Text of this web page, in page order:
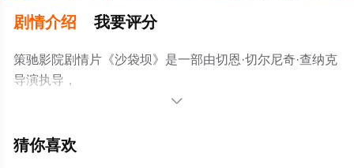
剧情介绍 我要评分
策驰影院剧情片《沙袋坝》是一部由切恩·切尔尼奇·查纳克
导演执导，
Lav,Novosel,Andrija,Zunac,Leon,Grgic,Franka,Mikolaci,塔
奇,Luka,Baskarad,Rada,Mrksic,玛里察·维杜希

猜你喜欢